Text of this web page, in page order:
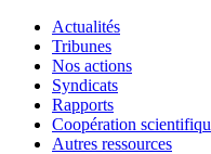
Actualités
Tribunes
Nos actions
Syndicats
Rapports
Coopération
Autres ressources